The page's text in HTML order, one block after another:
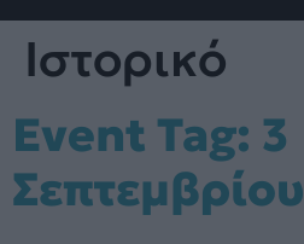
Ιστορικό
Event Tag: 3
Σεπτεμβρίου